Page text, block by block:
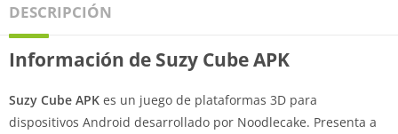
DESCRIPCIÓN
Información de Suzy Cube APK
Suzy Cube APK es un juego de plataformas 3D para
dispositivos Android desarrollado por Noodlecake. Presenta a